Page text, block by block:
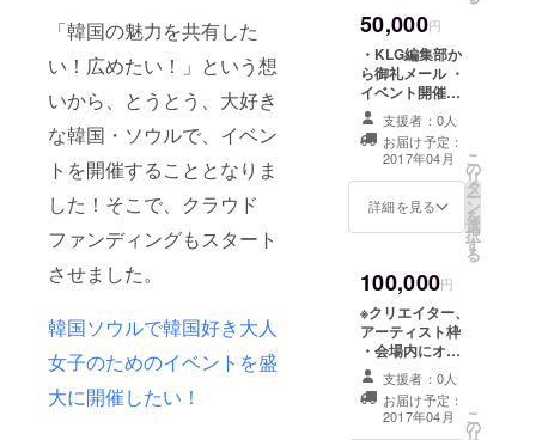
「韓国の魅力を共有した
い！広めたい！」という想
いから、とうとう、大好き
な韓国・ソウルで、イベン
トを開催することとなりま
した！そこで、クラウド
ファンディングもスタート
させました。
韓国ソウルで韓国好き大人
女子のためのイベントを盛
大に開催したい！
50,000円
・KLG編集部か
ら御礼メール ・
イベント開催に
向けた経過レ
ポート ・イベン
ト会場にてプロ
のカメラマンと
ヘアメイクアッ
プアーティスト
ヘアメイクを施
し、とびきりカ
ワイイ写真を撮
ります！ ・
「KLGPartyinJ
apan」イベント
VIPペアチケット
支援者：0人
お届け予定：
2017年04月
詳細を見る
こ
の
リ
タ
ー
ン
を
選
択
す
る
100,000円
※クリエイター、
アーティスト枠
・会場内にオリ
ジナルブースを
設置しいたしま
す。 ・
「KLGPartyinJ
支援者：0人
お届け予定：
2017年04月
こ
の